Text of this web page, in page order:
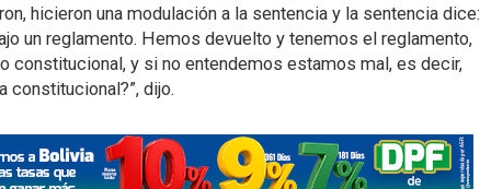
hicieron una modulación a la sentencia y la sentencia dice:
un reglamento. Hemos devuelto y tenemos el reglamento,
constitucional, y si no entendemos estamos mal, es decir,
constitucional?”, dijo.